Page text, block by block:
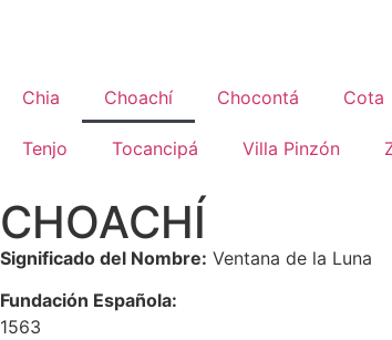
Chia Choachí Chocontá Cota
Tenjo Tocancipá Villa Pinzón
CHOACHÍ
Significado del Nombre: Ventana de la Luna
Fundación Española:
1563